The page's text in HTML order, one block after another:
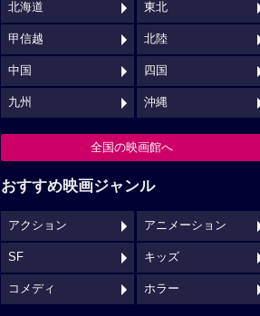
北海道 東北
甲信越 北陸
中国 四国
九州 沖縄
全国の映画館へ
おすすめ映画ジャンル
アクション アニメーション
SF キッズ
コメディ ホラー